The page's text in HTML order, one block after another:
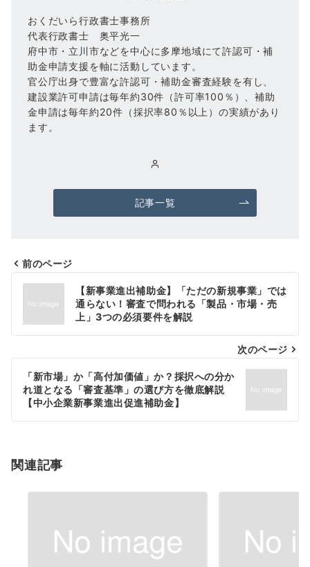
おくだいら行政書士事務所
代表行政書士 奥平光一
府中市・立川市などを中心に多摩地域にて許認可・補
助金申請支援を軸に活動しています。
官公庁出身で豊富な許認可・補助金審査経験を有し、
建設業許可申請は毎年約30件（許可率100％）、補助
金申請は毎年約20件（採択率80％以上）の実績があり
ます。
記事一覧
投
ナ
ビ
ー
シ
ン
前のページ
【新事業進出補助金】「ただの新規事業」では
通らない！審査で問われる「製品・市場・売
上」3つの必須要件を解説
次のページ
「新市場」か「高付加価値」か？採択への分か
れ道となる「審査基準」の選び方を徹底解説
【中小企業新事業進出促進補助金】
関連記事